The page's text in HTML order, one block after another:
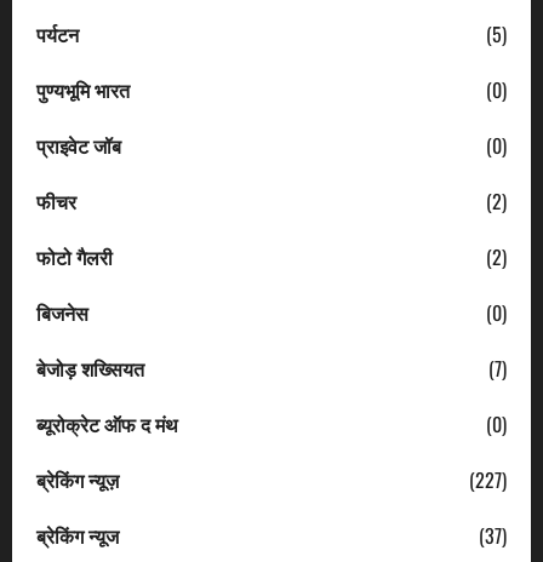
पर्यटन
(5)
पुण्यभूमि भारत
(0)
प्राइवेट जॉब
(0)
फीचर
(2)
फोटो गैलरी
(2)
बिजनेस
(0)
बेजोड़ शख्सियत
(7)
ब्यूरोक्रेट ऑफ द मंथ
(0)
ब्रेकिंग न्यूज़
(227)
ब्रेकिंग न्यूज
(37)